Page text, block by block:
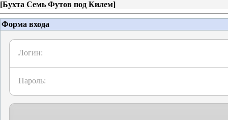
[Бухта Семь Футов под Килем]
Форма входа
Логин:
Пароль: